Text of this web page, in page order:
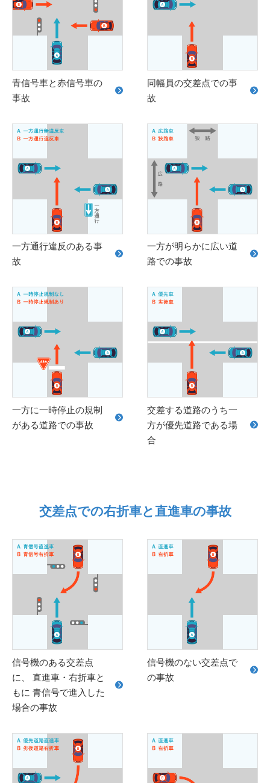
青信号車と赤信号車の
事故
同幅員の交差点での事
故
一方通行違反のある事
故
一方が明らかに広い道
路での事故
一方に一時停止の規制
がある道路での事故
交差する道路のうち一
方が優先道路である場
合
交差点での右折車と直進車の事故
信号機のある交差点
に、 直進車・右折車と
もに 青信号で進入した
場合の事故
信号機のない交差点で
の事故